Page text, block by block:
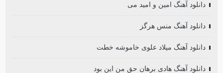
دانلود آهنگ امین و امید می
دانلود آهنگ منس هرگز
دانلود آهنگ میلاد علوی خاموشه خطت
دانلود آهنگ هادی برهان حق من این بود